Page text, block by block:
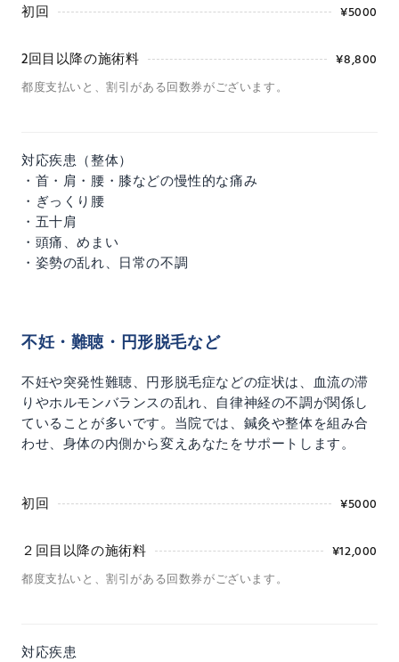
初回 ¥5000
2回目以降の施術料 ¥8,800
都度支払いと、割引がある回数券がございます。
対応疾患（整体）
・首・肩・腰・膝などの慢性的な痛み
・ぎっくり腰
・五十肩
・頭痛、めまい
・姿勢の乱れ、日常の不調
不妊・難聴・円形脱毛など
不妊や突発性難聴、円形脱毛症などの症状は、血流の滞
りやホルモンバランスの乱れ、自律神経の不調が関係し
ていることが多いです。当院では、鍼灸や整体を組み合
わせ、身体の内側から変えあなたをサポートします。
初回 ¥5000
２回目以降の施術料 ¥12,000
都度支払いと、割引がある回数券がございます。
対応疾患